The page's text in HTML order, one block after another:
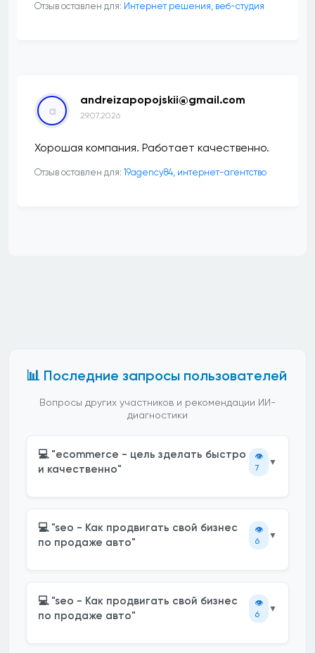
Отзыв оставлен для: Интернет решения, веб-студия
a
andreizapopojskii@gmail.com
29.07.2026
Хорошая компания. Работает качественно.
Отзыв оставлен для: 19agency84, интернет-агентство
📊 Последние запросы пользователей
Вопросы других участников и рекомендации ИИ-
диагностики
💻 "ecommerce - цель зделать быстро
и качественно"
👁️
7
▼
💻 "seo - Как продвигать свой бизнес
по продаже авто"
👁️
6
▼
💻 "seo - Как продвигать свой бизнес
по продаже авто"
👁️
6
▼